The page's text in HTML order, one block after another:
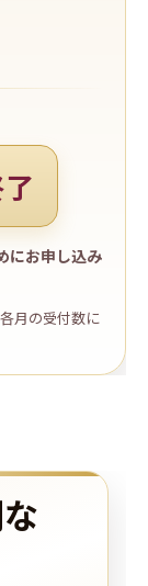
にお申し込み
月の受付数に